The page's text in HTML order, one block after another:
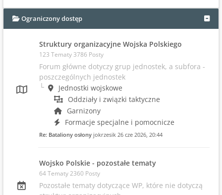
Ograniczony dostęp
Struktury organizacyjne Wojska Polskiego
123 Tematy 3786 Posty
Forum główne dotyczy grup jednostek, a subfora -
poszczególnych jednostek
Jednostki wojskowe
Oddziały i związki taktyczne
Garnizony
Formacje specjalne i pomocnicze
Re: Bataliony osłony jokrzesik 26 cze 2026, 20:44
Wojsko Polskie - pozostałe tematy
64 Tematy 2360 Posty
Pozostałe tematy dotyczące WP, które nie dotyczą